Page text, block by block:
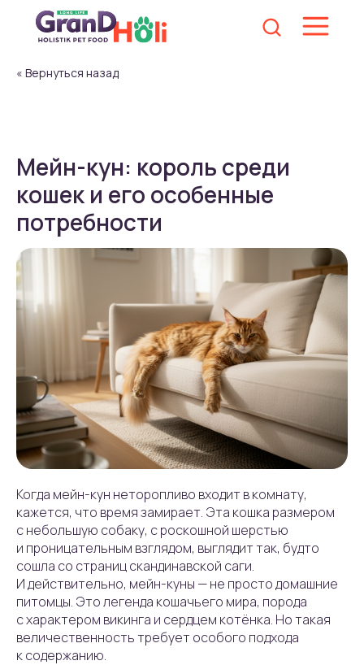
« Вернуться назад
Мейн-кун: король среди
кошек и его особенные
потребности
Когда мейн-кун неторопливо входит в комнату,
кажется, что время замирает. Эта кошка размером
с небольшую собаку, с роскошной шерстью
и проницательным взглядом, выглядит так, будто
сошла со страниц скандинавской саги.
И действительно, мейн-куны — не просто домашние
питомцы. Это легенда кошачьего мира, порода
с характером викинга и сердцем котёнка. Но такая
величественность требует особого подхода
к содержанию.